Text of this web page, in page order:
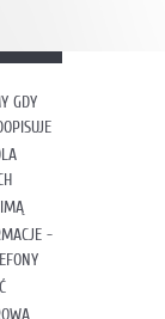
GDY
-